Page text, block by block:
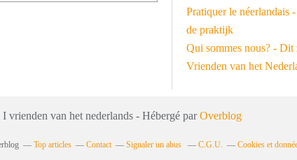
Pratiquer le néerlandais
de praktijk
Qui sommes nous? -
Vrienden van het
I vrienden van het nederlands - Hébergé parOverblog
Top articles Contact Signaler un abus C.G.U. Cookies et